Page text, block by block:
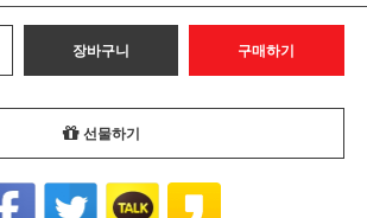
장바구니 구매하기
선물하기